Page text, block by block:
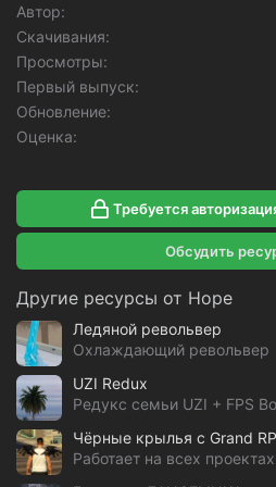
ц
и
и
Автор
Скачивания
Просмотры
Первый выпуск
Обновление
Оценка
Требуется
Обсудить
Другие ресурсы от Hope
Ледяной револьвер
Охлаждающий револьвер
UZI Redux
Редукс семьи UZI + FPS
Чёрные крылья с Grand RP